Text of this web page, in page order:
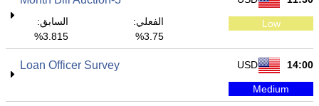
Low
الفعلي:
3.75%
السابق:
3.815%
14:00
USD
Loan Officer Survey
Medium